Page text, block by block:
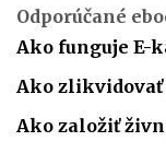
Odporúčané
Ako funguje E-
Ako zlikvidovať
Ako založiť